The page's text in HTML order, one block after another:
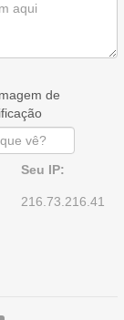
Seu IP:
216.73.216.41